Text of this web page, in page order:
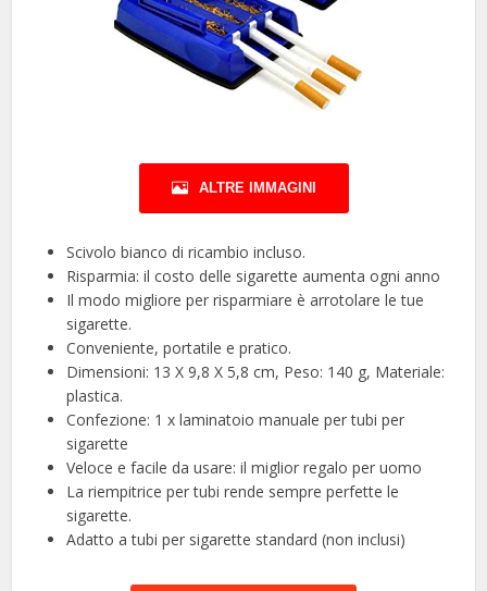
ALTRE IMMAGINI
Scivolo bianco di ricambio incluso.
Risparmia: il costo delle sigarette aumenta ogni anno
Il modo migliore per risparmiare è arrotolare le tue
sigarette.
Conveniente, portatile e pratico.
Dimensioni: 13 X 9,8 X 5,8 cm, Peso: 140 g, Materiale:
plastica.
Confezione: 1 x laminatoio manuale per tubi per
sigarette
Veloce e facile da usare: il miglior regalo per uomo
La riempitrice per tubi rende sempre perfette le
sigarette.
Adatto a tubi per sigarette standard (non inclusi)